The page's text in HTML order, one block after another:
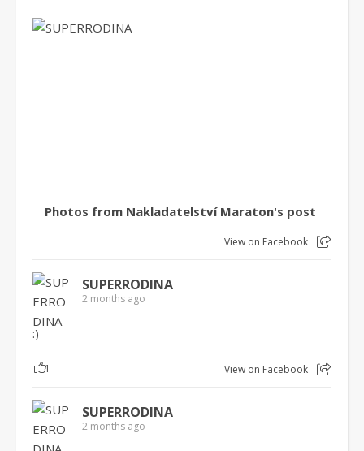
Photos from Nakladatelství Maraton's post
View on Facebook
SUPERRODINA
2 months ago
:)
1 View on Facebook
SUPERRODINA
2 months ago